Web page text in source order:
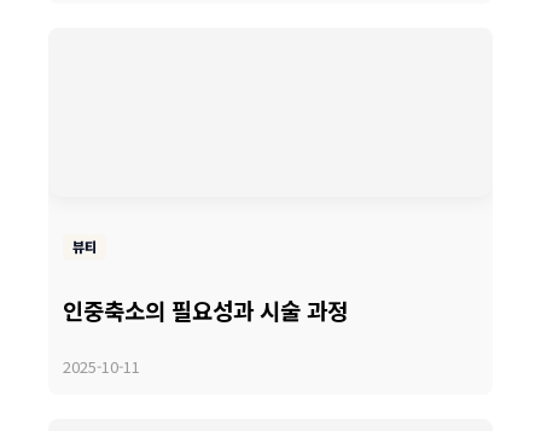
뷰티
인중축소의 필요성과 시술 과정
2025-10-11